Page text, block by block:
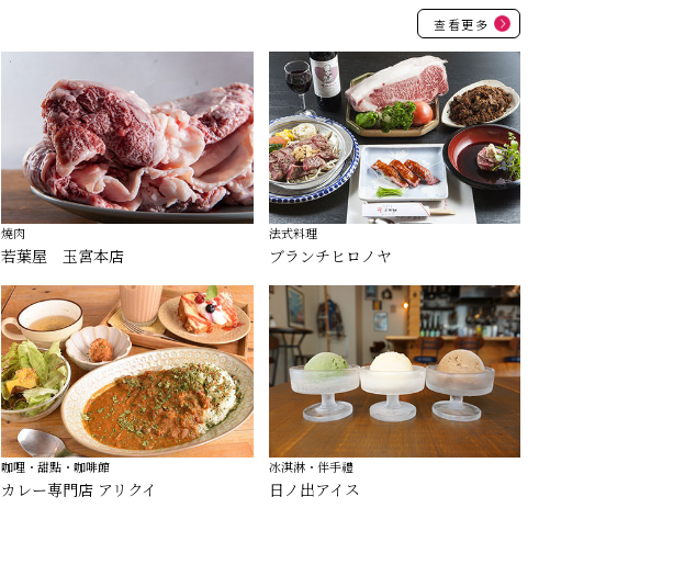
查看更多
燒肉
若葉屋 玉宮本店
法式料理
ブランチヒロノヤ
咖哩・甜點・咖啡館
カレー専門店 アリクイ
冰淇淋・伴手禮
日ノ出アイス